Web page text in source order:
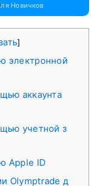
Новичков
]
электронной
аккаунта
учетной з
Apple ID
Olymptrade д